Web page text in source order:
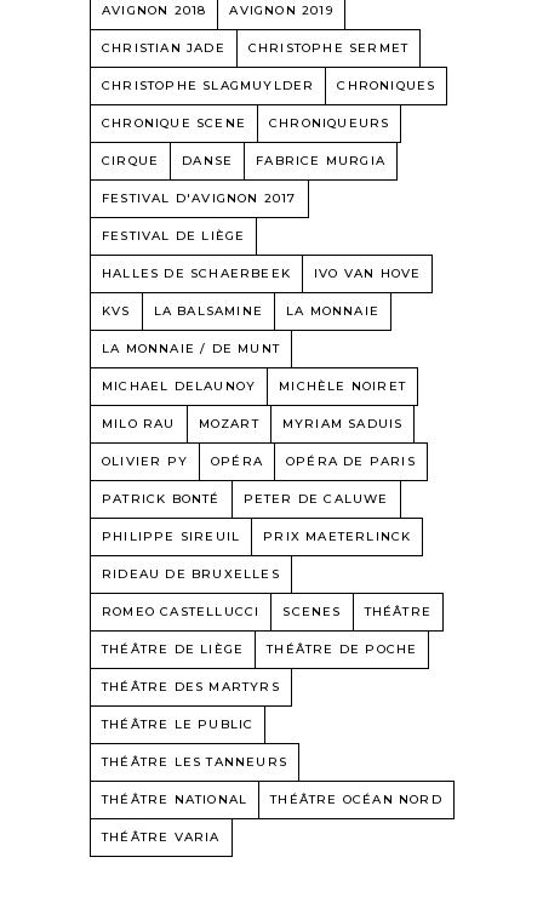
AVIGNON 2018 AVIGNON 2019
CHRISTIAN JADE CHRISTOPHE SERMET
CHRISTOPHE SLAGMUYLDER CHRONIQUES
CHRONIQUE SCENE CHRONIQUEURS
CIRQUE DANSE FABRICE MURGIA
FESTIVAL D'AVIGNON 2017
FESTIVAL DE LIÈGE
HALLES DE SCHAERBEEK IVO VAN HOVE
KVS LA BALSAMINE LA MONNAIE
LA MONNAIE / DE MUNT
MICHAEL DELAUNOY MICHÈLE NOIRET
MILO RAU MOZART MYRIAM SADUIS
OLIVIER PY OPÉRA OPÉRA DE PARIS
PATRICK BONTÉ PETER DE CALUWE
PHILIPPE SIREUIL PRIX MAETERLINCK
RIDEAU DE BRUXELLES
ROMEO CASTELLUCCI SCENES THÉÂTRE
THÉÂTRE DE LIÈGE THÉÂTRE DE POCHE
THÉÂTRE DES MARTYRS
THÉÂTRE LE PUBLIC
THÉÂTRE LES TANNEURS
THÉÂTRE NATIONAL THÉÂTRE OCÉAN NORD
THÉÂTRE VARIA